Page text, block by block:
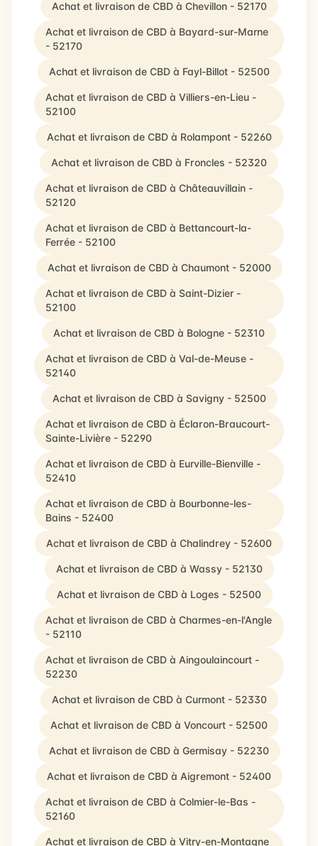
Achat et livraison de CBD à Chevillon - 52170
Achat et livraison de CBD à Bayard-sur-Marne
- 52170
Achat et livraison de CBD à Fayl-Billot - 52500
Achat et livraison de CBD à Villiers-en-Lieu -
52100
Achat et livraison de CBD à Rolampont - 52260
Achat et livraison de CBD à Froncles - 52320
Achat et livraison de CBD à Châteauvillain -
52120
Achat et livraison de CBD à Bettancourt-la-
Ferrée - 52100
Achat et livraison de CBD à Chaumont - 52000
Achat et livraison de CBD à Saint-Dizier -
52100
Achat et livraison de CBD à Bologne - 52310
Achat et livraison de CBD à Val-de-Meuse -
52140
Achat et livraison de CBD à Savigny - 52500
Achat et livraison de CBD à Éclaron-Braucourt-
Sainte-Livière - 52290
Achat et livraison de CBD à Eurville-Bienville -
52410
Achat et livraison de CBD à Bourbonne-les-
Bains - 52400
Achat et livraison de CBD à Chalindrey - 52600
Achat et livraison de CBD à Wassy - 52130
Achat et livraison de CBD à Loges - 52500
Achat et livraison de CBD à Charmes-en-l'Angle
- 52110
Achat et livraison de CBD à Aingoulaincourt -
52230
Achat et livraison de CBD à Curmont - 52330
Achat et livraison de CBD à Voncourt - 52500
Achat et livraison de CBD à Germisay - 52230
Achat et livraison de CBD à Aigremont - 52400
Achat et livraison de CBD à Colmier-le-Bas -
52160
Achat et livraison de CBD à Vitry-en-Montagne